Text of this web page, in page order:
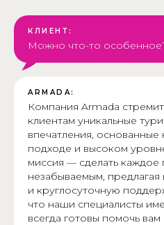
КЛИЕНТ:
Можно что-то
ARMADA:
Компания Armada
клиентам уникальные
впечатления, основанные
подходе и высоком
миссия — сделать каждое
незабываемым,
и круглосуточную
что наши специалисты
всегда готовы помочь